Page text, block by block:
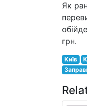
Як
грн.
Київ